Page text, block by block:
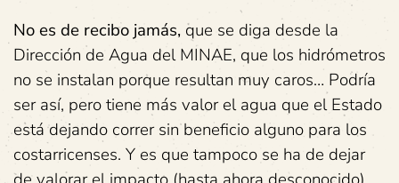
No es de recibo jamás, que se diga desde la
Dirección de Agua del MINAE, que los hidrómetros
no se instalan porque resultan muy caros… Podría
ser así, pero tiene más valor el agua que el Estado
está dejando correr sin beneficio alguno para los
costarricenses. Y es que tampoco se ha de dejar